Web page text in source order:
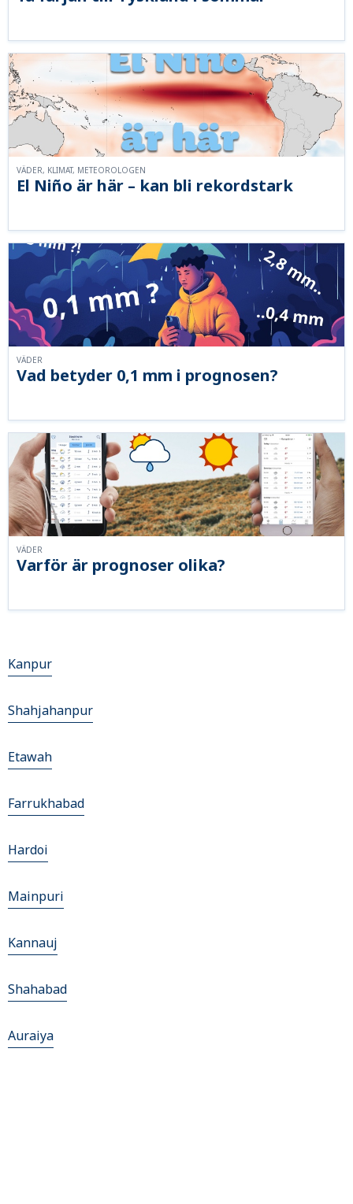
El Niño är här – kan bli rekordstark
VÄDER, KLIMAT, METEOROLOGEN
Vad betyder 0,1 mm i prognosen?
VÄDER
Varför är prognoser olika?
VÄDER
Kanpur
Shahjahanpur
Etawah
Farrukhabad
Hardoi
Mainpuri
Kannauj
Shahabad
Auraiya